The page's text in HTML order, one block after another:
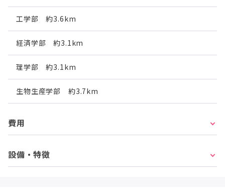
工学部 約3.6km
経済学部 約3.1km
理学部 約3.1km
生物生産学部 約3.7km
費用
設備・特徴